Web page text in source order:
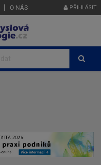
O NÁS PŘIHLÁSIT